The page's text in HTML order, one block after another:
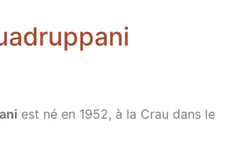
est né en 1952, à la Crau dans le